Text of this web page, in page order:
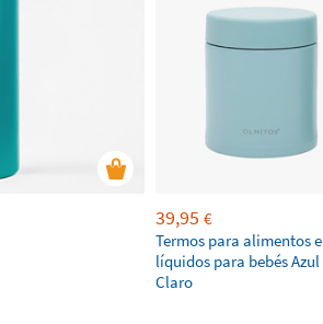
39,95 €
Termos para alimentos e
líquidos para bebés Azul
Claro